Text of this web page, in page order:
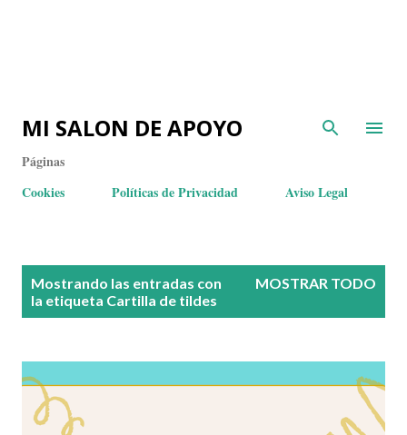
MI SALON DE APOYO
Páginas
Cookies
Políticas de Privacidad Aviso Legal
Mostrando las entradas con
la etiqueta Cartilla de tildes
MOSTRAR TODO